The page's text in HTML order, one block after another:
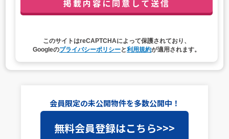
連絡先：privacy@balleggs.co.jp
（1）お問い合わせ対応（本人への連絡を含む）のため
4. 個人情報取扱いの委託
当社は事業運営上、前項利用目的の範囲に限って個人情報
を外部に委託することがあります。この場合、個人情報保
護水準の高い委託先を選定し、個人情報の適正管理・機密
このサイトはreCAPTCHAによって保護されており、
Googleのプライバシーポリシーと利用規約が適用されます。
会員限定の未公開物件を多数公開中！
無料会員登録はこちら>>>